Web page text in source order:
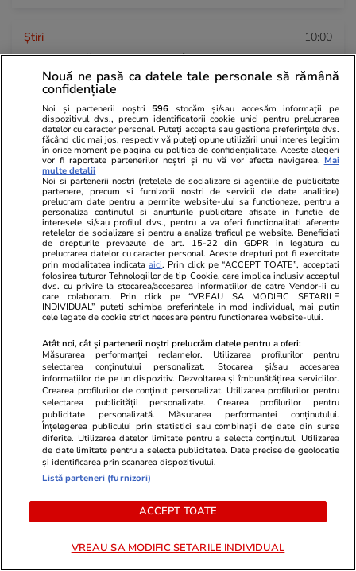
Ştiri 10:00
Cum arată vilele de lux închiriate de RAAPPS
la 900 de euro pe lună, în timp ce prețul pieței
este de 4.000 de euro
Horoscop 12:00
Horoscop Urania | Previziuni astrologice pentru
perioada 18 – 24 iulie 2026. Soarele va intra în
zodia Leului
Politică 07:00
Dezvăluiri despre implicarea lui Nicușor Dan în
revolta din PNL. Robert Sighiartău:
președintele a participat la întâlniri cu
gruparea Veștea
Nouă ne pasă ca datele tale personale să rămână
confidențiale
Noi și partenerii noștri 596 stocăm și/sau accesăm informații pe
dispozitivul dvs., precum identificatorii cookie unici pentru prelucrarea
datelor cu caracter personal. Puteți accepta sau gestiona preferințele dvs.
făcând clic mai jos, respectiv vă puteți opune utilizării unui interes legitim
în orice moment pe pagina cu politica de confidențialitate. Aceste alegeri
vor fi raportate partenerilor noștri și nu vă vor afecta navigarea. Mai
multe detalii
Noi si partenerii nostri (retelele de socializare si agentiile de publicitate
partenere, precum si furnizorii nostri de servicii de date analitice)
prelucram date pentru a permite website-ului sa functioneze, pentru a
personaliza continutul si anunturile publicitare afisate in functie de
interesele si/sau profilul dvs., pentru a va oferi functionalitati aferente
retelelor de socializare si pentru a analiza traficul pe website. Beneficiati
de drepturile prevazute de art. 15-22 din GDPR in legatura cu
prelucrarea datelor cu caracter personal. Aceste drepturi pot fi exercitate
prin modalitatea indicataaici. Prin click pe “ACCEPT TOATE”, acceptati
folosirea tuturor Tehnologiilor de tip Cookie, care implica inclusiv acceptul
dvs. cu privire la stocarea/accesarea informatiilor de catre Vendor-ii cu
care colaboram. Prin click pe “VREAU SA MODIFIC SETARILE
INDIVIDUAL” puteti schimba preferintele in mod individual, mai putin
cele legate de cookie strict necesare pentru functionarea website-ului.
Atât noi, cât și partenerii noștri prelucrăm datele pentru a oferi:
Măsurarea performanței reclamelor. Utilizarea profilurilor pentru
selectarea conținutului personalizat. Stocarea și/sau accesarea
informațiilor de pe un dispozitiv. Dezvoltarea și îmbunătățirea serviciilor.
Crearea profilurilor de conținut personalizat. Utilizarea profilurilor pentru
selectarea publicității personalizate. Crearea profilurilor pentru
publicitate personalizată. Măsurarea performanței conținutului.
Înțelegerea publicului prin statistici sau combinații de date din surse
diferite. Utilizarea datelor limitate pentru a selecta conținutul. Utilizarea
de date limitate pentru a selecta publicitatea. Date precise de geolocație
și identificarea prin scanarea dispozitivului.
Listă parteneri (furnizori)
ACCEPT TOATE
VREAU SA MODIFIC SETARILE INDIVIDUAL